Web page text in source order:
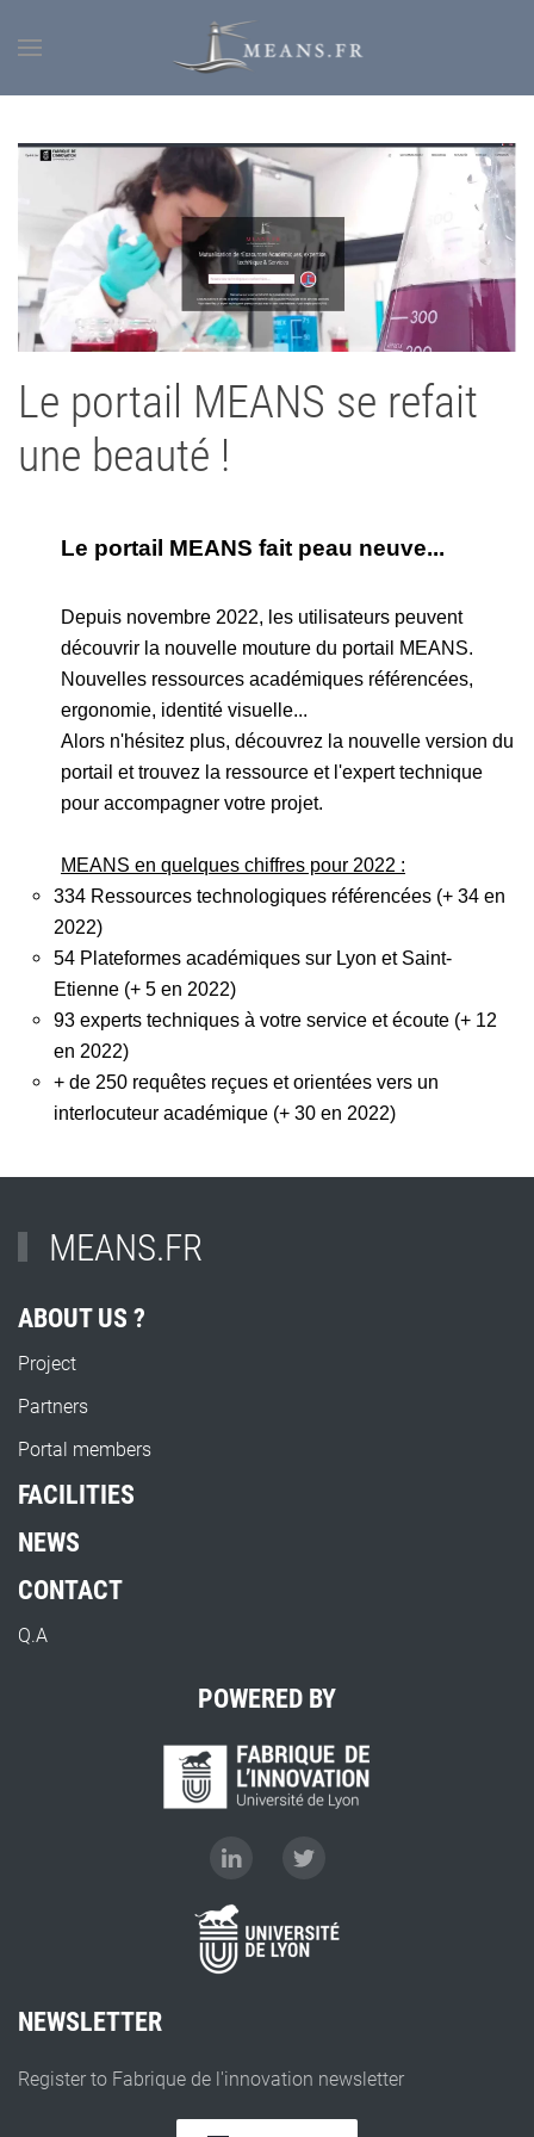
Le portail MEANS se refait
une beauté !
Le portail MEANS fait peau neuve...
Depuis novembre 2022, les utilisateurs peuvent
découvrir la nouvelle mouture du portail MEANS.
Nouvelles ressources académiques référencées,
ergonomie, identité visuelle...
Alors n'hésitez plus, découvrez la nouvelle version du
portail et trouvez la ressource et l'expert technique
pour accompagner votre projet.
MEANS en quelques chiffres pour 2022 :
334 Ressources technologiques référencées (+ 34 en
2022)
54 Plateformes académiques sur Lyon et Saint-
Etienne (+ 5 en 2022)
93 experts techniques à votre service et écoute (+ 12
en 2022)
+ de 250 requêtes reçues et orientées vers un
interlocuteur académique (+ 30 en 2022)
MEANS.FR
ABOUT US ?
Project
Partners
Portal members
FACILITIES
NEWS
CONTACT
Q.A
POWERED BY
NEWSLETTER
Register to Fabrique de l'innovation newsletter